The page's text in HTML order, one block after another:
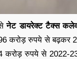
नेट डायरेक्ट टैक्स
करोड़ रुपये से
करोड़ रुपये से 2022-